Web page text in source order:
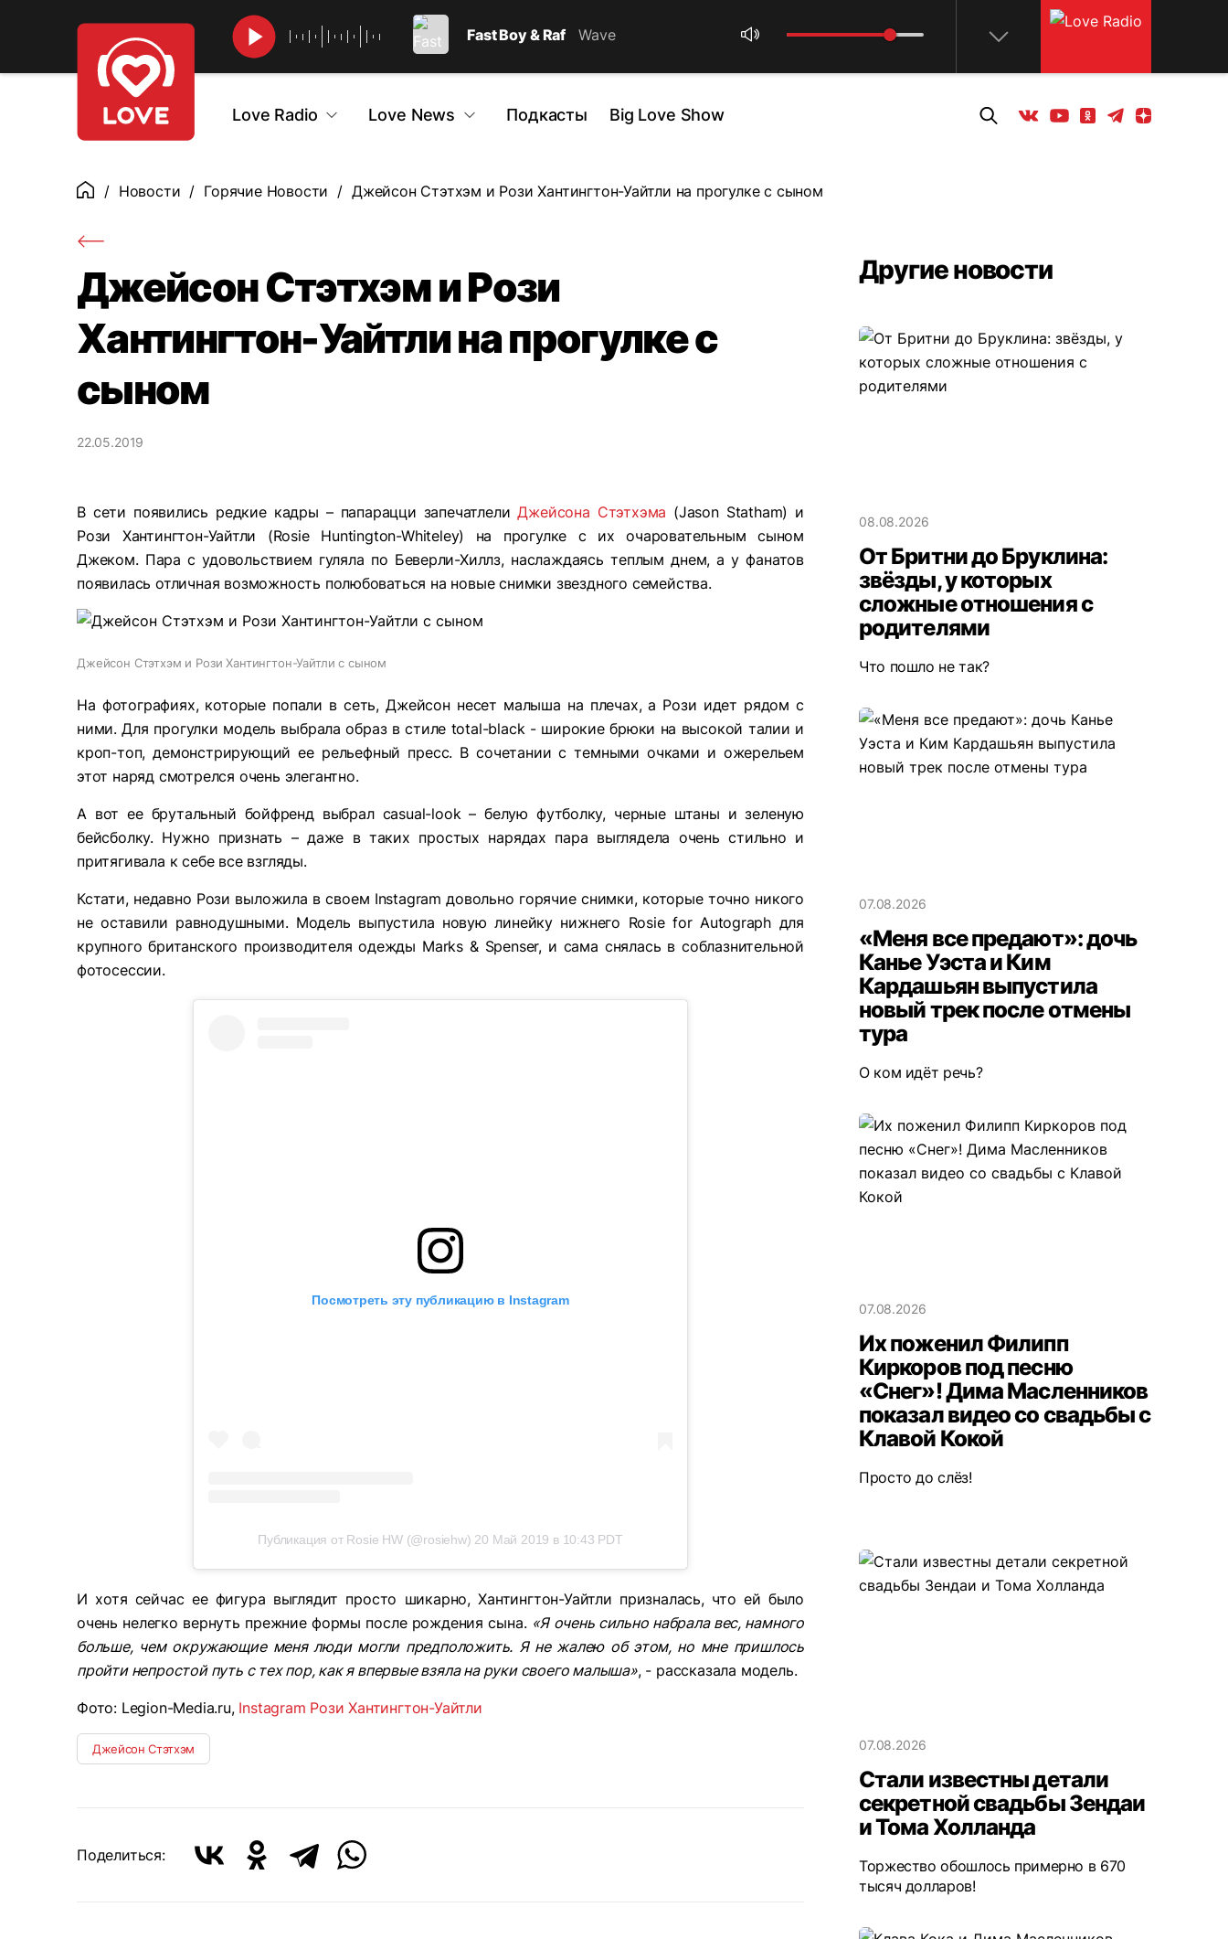
Fast Boy & Raf Wave
Love Radio Love News Подкасты Big Love Show Вконтакте
YoutubeОдноклассники
ТелеграмЯндекс дзен
ГлавнаяНовости Горячие Новости Джейсон Стэтхэм и Рози Хантингтон-Уайтли на прогулке с сыном
Джейсон Стэтхэм и Рози
Хантингтон-Уайтли на прогулке с
сыном
22.05.2019
В сети появились редкие кадры – папарацци запечатлелиДжейсона Стэтхэма (Jason Statham) и
Рози Хантингтон-Уайтли (Rosie Huntington-Whiteley) на прогулке с их очаровательным сыном
Джеком. Пара с удовольствием гуляла по Беверли-Хиллз, наслаждаясь теплым днем, а у фанатов
появилась отличная возможность полюбоваться на новые снимки звездного семейства.
Джейсон Стэтхэм и Рози Хантингтон-Уайтли с сыном
На фотографиях, которые попали в сеть, Джейсон несет малыша на плечах, а Рози идет рядом с
ними. Для прогулки модель выбрала образ в стиле total-black - широкие брюки на высокой талии и
кроп-топ, демонстрирующий ее рельефный пресс. В сочетании с темными очками и ожерельем
этот наряд смотрелся очень элегантно.
А вот ее брутальный бойфренд выбрал casual-look – белую футболку, черные штаны и зеленую
бейсболку. Нужно признать – даже в таких простых нарядах пара выглядела очень стильно и
притягивала к себе все взгляды.
Кстати, недавно Рози выложила в своем Instagram довольно горячие снимки, которые точно никого
не оставили равнодушными. Модель выпустила новую линейку нижнего Rosie for Autograph для
крупного британского производителя одежды Marks & Spenser, и сама снялась в соблазнительной
фотосессии.
Посмотреть эту публикацию в Instagram
Публикация от Rosie HW (@rosiehw) 20 Май 2019 в 10:43 PDT
И хотя сейчас ее фигура выглядит просто шикарно, Хантингтон-Уайтли призналась, что ей было
очень нелегко вернуть прежние формы после рождения сына. «Я очень сильно набрала вес, намного
больше, чем окружающие меня люди могли предположить. Я не жалею об этом, но мне пришлось
пройти непростой путь с тех пор, как я впервые взяла на руки своего малыша», - рассказала модель.
Фото: Legion-Media.ru, Instagram Рози Хантингтон-Уайтли
Джейсон Стэтхэм
Поделиться:
Другие новости
08.08.2026
От Бритни до Бруклина:
звёзды, у которых
сложные отношения с
родителями
Что пошло не так?
07.08.2026
«Меня все предают»: дочь
Канье Уэста и Ким
Кардашьян выпустила
новый трек после отмены
тура
О ком идёт речь?
07.08.2026
Их поженил Филипп
Киркоров под песню
«Снег»! Дима Масленников
показал видео со свадьбы с
Клавой Кокой
Просто до слёз!
07.08.2026
Стали известны детали
секретной свадьбы Зендаи
и Тома Холланда
Торжество обошлось примерно в 670
тысяч долларов!